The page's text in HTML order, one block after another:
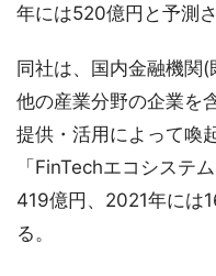
年には520億円と予測さ
同社は、国内金融機関
他の産業分野の企業を
提供・活用によって喚
「FinTechエコシステ
419億円、2021年には
る。